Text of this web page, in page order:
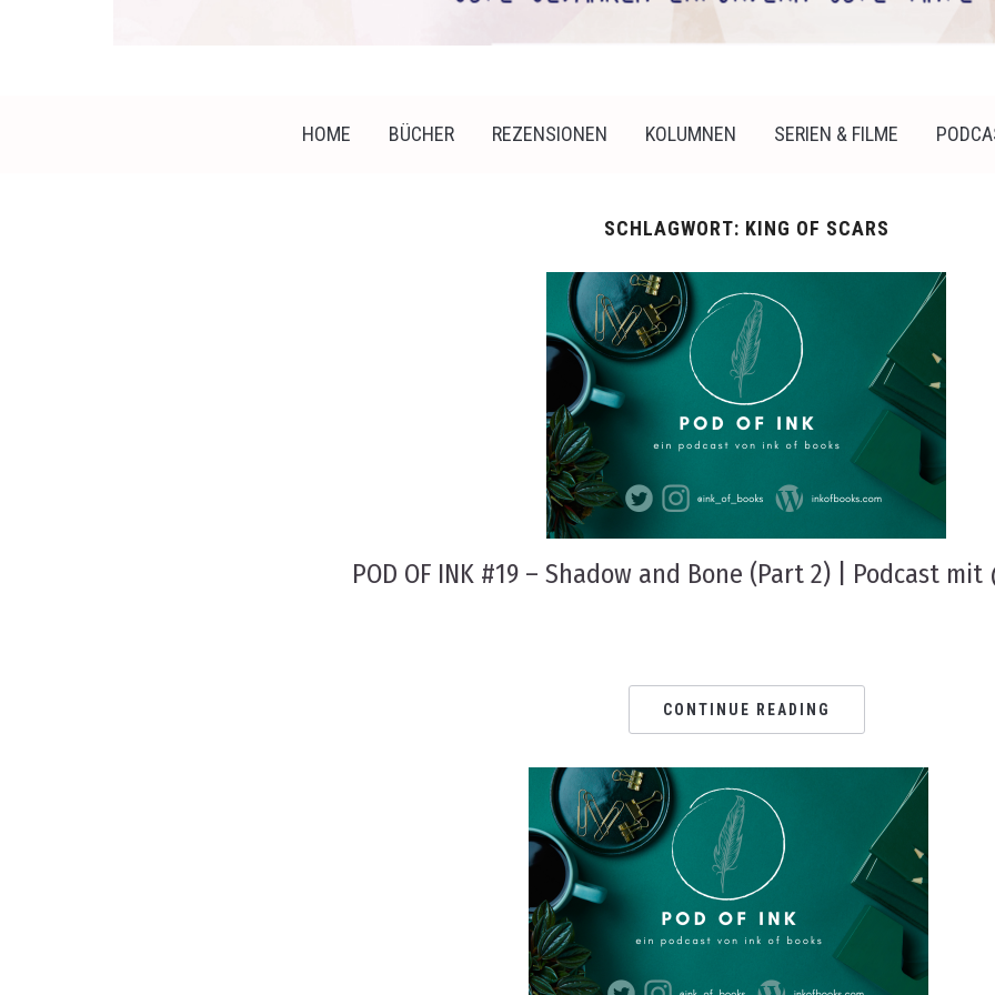
HOME BÜCHER REZENSIONEN KOLUMNEN SERIEN & FILME
SCHLAGWORT: KING OF SCARS
POD OF INK #19 – Shadow and Bone (Part 2) | Podcast
CONTINUE READING